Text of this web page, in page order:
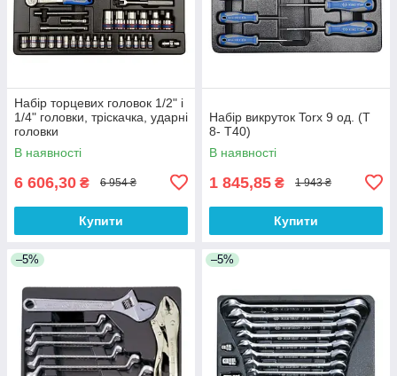
Набір торцевих головок 1/2" і
1/4" головки, тріскачка, ударні
головки
В наявності
6 606,30 ₴ 6 954 ₴
Купити
Набір викруток Torx 9 од. (Т
8- Т40)
В наявності
1 845,85 ₴ 1 943 ₴
Купити
–5% –5%